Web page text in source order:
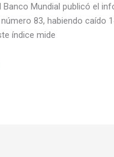
Banco Mundial publicó el
83, habiendo caído
índice mide